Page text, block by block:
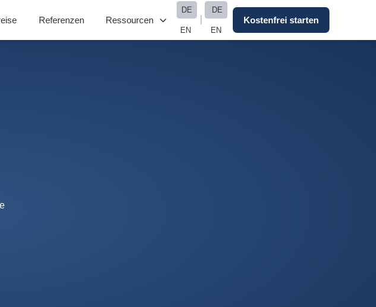
Referenzen Ressourcen
DE
EN
DE
EN
Kostenfrei starten